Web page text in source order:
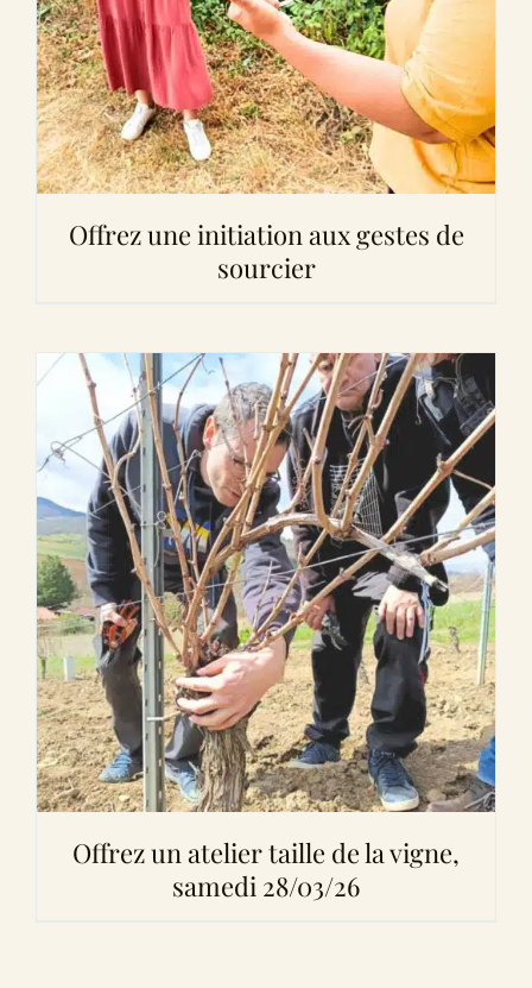
Offrez une initiation aux gestes de
sourcier
Offrez un atelier taille de la vigne,
samedi 28/03/26